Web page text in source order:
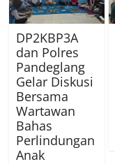
DP2KBP3A
dan Polres
Pandeglang
Gelar Diskusi
Bersama
Wartawan
Bahas
Perlindungan
Anak